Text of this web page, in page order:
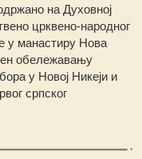
на Духовној
црквено-народног
у манастиру Нова
обележавању
у Новој Никеји и
српског